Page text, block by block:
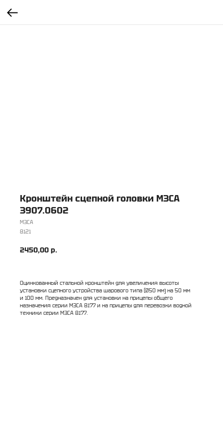
Кронштейн сцепной головки МЗСА
3907.0602
МЗСА
8121
2450,00 р.
Оцинкованный стальной кронштейн для увеличения высоты
установки сцепного устройства шарового типа (Ø50 мм) на 50 мм
и 100 мм. Предназначен для установки на прицепы общего
назначения серии МЗСА 8177 и на прицепы для перевозки водной
техники серии МЗСА 8177.